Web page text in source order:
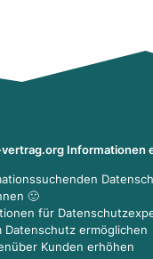
Informationen
🙂
für
Datenschutz ermöglichen
Kunden erhöhen